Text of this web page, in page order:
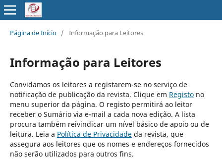
Página de Início / Informação para Leitores
Informação para Leitores
Convidamos os leitores a registarem-se no serviço de
notificação de publicação da revista. Clique em Registono
menu superior da página. O registo permitirá ao leitor
receber o Sumário via e-mail a cada nova edição. A lista
procura também reivindicar um nível básico de apoio ou de
leitura. Leia a Política de Privacidadeda revista, que
assegura aos leitores que os nomes e endereços fornecidos
não serão utilizados para outros fins.